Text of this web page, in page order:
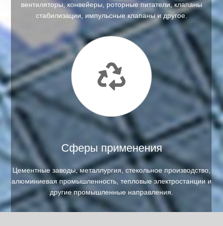
вентиляторы, конвейеры, роторные питатели, клапаны
стабилизации, импульсные клапаны и другое.
Сферы применения
Цементные заводы, металлургия, стекольное производство,
алюминиевая промышленность, тепловые электростанции и
другие промышленные направления.